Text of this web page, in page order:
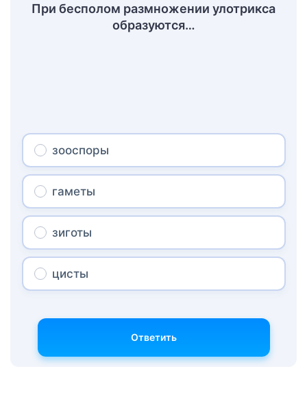
При бесполом размножении улотрикса
образуются…
зооспоры
гаметы
зиготы
цисты
Ответить